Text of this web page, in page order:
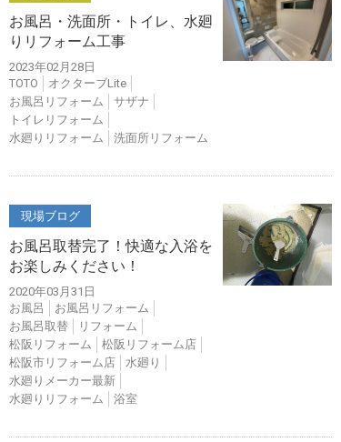
お風呂・洗面所・トイレ、水廻
りリフォーム工事
2023年02月28日
TOTO
オクターブLite
お風呂リフォーム
サザナ
トイレリフォーム
水廻りリフォーム
洗面所リフォーム
現場ブログ
お風呂取替完了！快適な入浴を
お楽しみください！
2020年03月31日
お風呂
お風呂リフォーム
お風呂取替
リフォーム
松阪リフォーム
松阪リフォーム店
松阪市リフォーム店
水廻り
水廻りメーカー最新
水廻りリフォーム
浴室